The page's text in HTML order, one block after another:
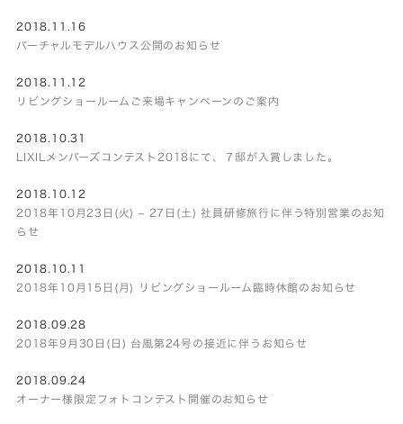
2018.11.16
バーチャルモデルハウス公開のお知らせ
2018.11.12
リビングショールームご来場キャンペーンのご案内
2018.10.31
LIXILメンバーズコンテスト2018にて、７邸が入賞しました。
2018.10.12
2018年10月23日(火) – 27日(土) 社員研修旅行に伴う特別営業のお知
らせ
2018.10.11
2018年10月15日(月) リビングショールーム臨時休館のお知らせ
2018.09.28
2018年9月30日(日) 台風第24号の接近に伴うお知らせ
2018.09.24
オーナー様限定フォトコンテスト開催のお知らせ